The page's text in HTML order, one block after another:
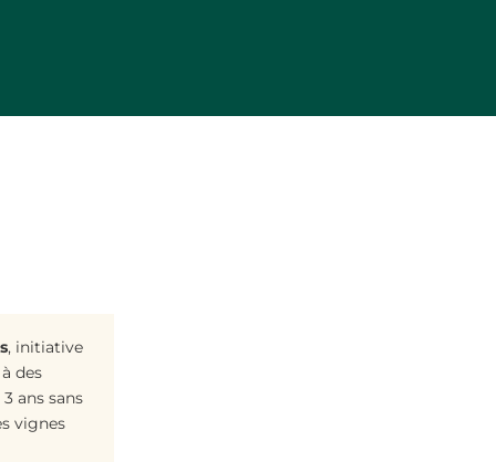
, initiative
des
ans sans
vignes